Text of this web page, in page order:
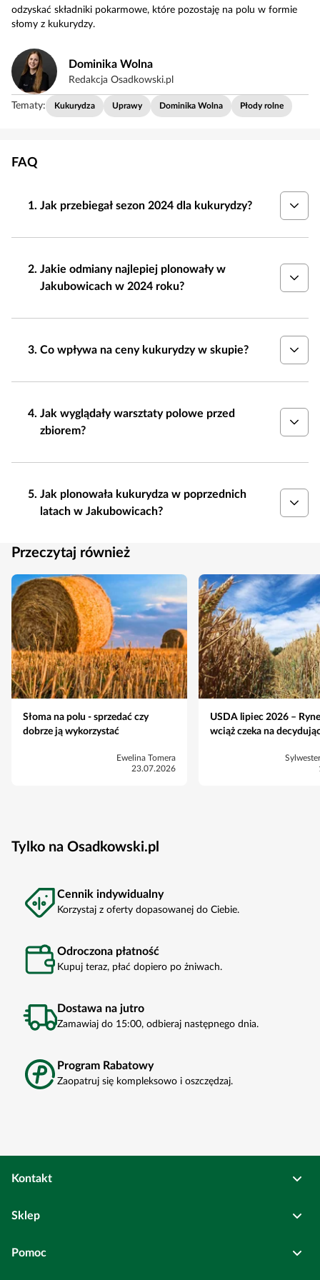
odzyskać składniki pokarmowe, które pozostaję na polu w formie
słomy z kukurydzy.
Dominika Wolna
Redakcja Osadkowski.pl
Tematy: Kukurydza Uprawy Dominika Wolna Płody rolne
FAQ
Jak przebiegał sezon 2024 dla kukurydzy?
Jakie odmiany najlepiej plonowały w
Jakubowicach w 2024 roku?
Co wpływa na ceny kukurydzy w skupie?
Jak wyglądały warsztaty polowe przed
zbiorem?
Jak plonowała kukurydza w poprzednich
latach w Jakubowicach?
Przeczytaj również
Słoma na polu - sprzedać czy
dobrze ją wykorzystać
Ewelina Tomera
23.07.2026
USDA lipiec 2026 –
wciąż czeka na
Tylko na Osadkowski.pl
Cennik indywidualny
Korzystaj z oferty dopasowanej do Ciebie.
Odroczona płatność
Kupuj teraz, płać dopiero po żniwach.
Dostawa na jutro
Zamawiaj do 15:00, odbieraj następnego dnia.
Program Rabatowy
Zaopatruj się kompleksowo i oszczędzaj.
Kontakt
Bierutów
Sklep
Wszystkie kategorie
Pomoc